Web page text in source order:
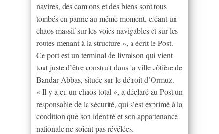
navires, des camions et des biens sont tous
tombés en panne au même moment, créant un
chaos massif sur les voies navigables et sur les
routes menant à la structure », a écrit le Post.
Ce port est un terminal de livraison qui vient
tout juste d’être construit dans la ville côtière de
Bandar Abbas, située sur le détroit d’Ormuz.
« Il y a eu un chaos total », a déclaré au Post un
responsable de la sécurité, qui s’est exprimé à la
condition que son identité et son appartenance
nationale ne soient pas révélées.